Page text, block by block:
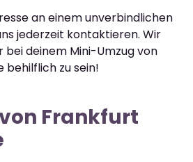
an einem unverbindlichen
jederzeit kontaktieren. Wir
bei deinem Mini-Umzug von
behilflich zu sein!
Frankfurt